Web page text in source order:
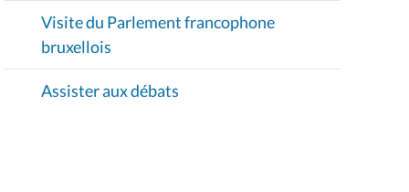
Visite du Parlement francophone
bruxellois
Assister aux débats